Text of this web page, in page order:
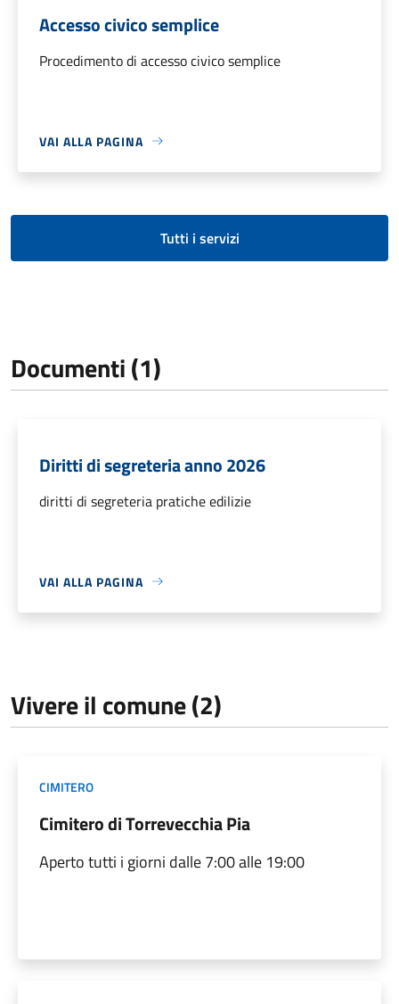
Accesso civico semplice
Procedimento di accesso civico semplice
VAI ALLA PAGINA
Tutti i servizi
Documenti (1)
Diritti di segreteria anno 2026
diritti di segreteria pratiche edilizie
VAI ALLA PAGINA
Vivere il comune (2)
CIMITERO
Cimitero di Torrevecchia Pia
Aperto tutti i giorni dalle 7:00 alle 19:00